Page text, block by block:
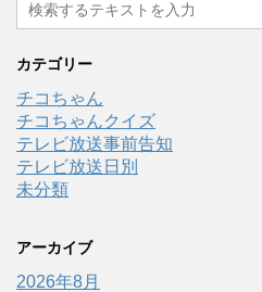
カテゴリー
チコちゃん
チコちゃんクイズ
テレビ放送事前告知
テレビ放送日別
未分類
アーカイブ
2026年8月